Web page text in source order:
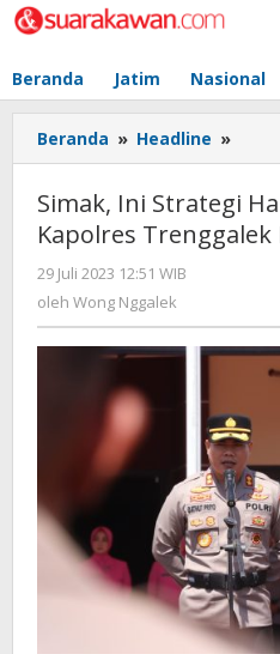
Lewati
ke
Beranda Jatim Nasional
Beranda » Headline »
Ini
Simak, Ini Strategi
Kapolres Trenggalek
29 Juli 2023 12:51 WIB
oleh Wong Nggalek